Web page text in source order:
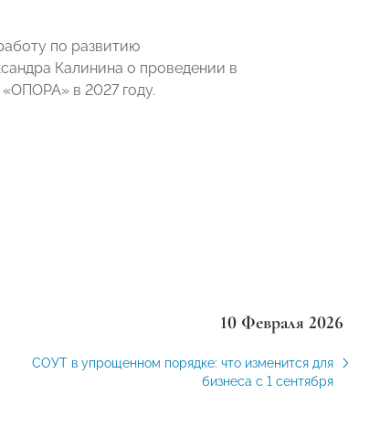
по развитию
Калинина о проведении в
в 2027 году.
10 Февраля 2026
СОУТ в упрощенном порядке: что изменится для
бизнеса с 1 сентября